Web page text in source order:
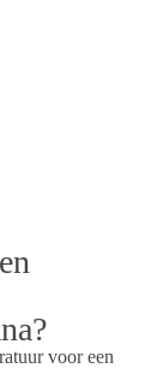
voor een